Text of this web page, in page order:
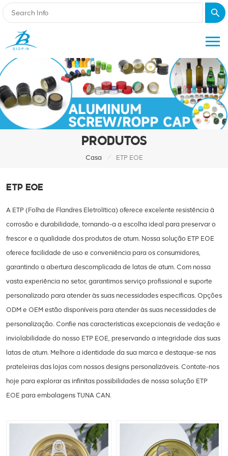
PRODUTOS
Casa / ETP EOE
ETP EOE
A ETP (Folha de Flandres Eletrolítica) oferece excelente resistência à
corrosão e durabilidade, tornando-a a escolha ideal para preservar o
frescor e a qualidade dos produtos de atum. Nossa solução ETP EOE
oferece facilidade de uso e conveniência para os consumidores,
garantindo a abertura descomplicada de latas de atum. Com nossa
vasta experiência no setor, garantimos serviço profissional e suporte
personalizado para atender às suas necessidades específicas. Opções
ODM e OEM estão disponíveis para atender às suas necessidades de
personalização. Confie nas características excepcionais de vedação e
inviolabilidade do nosso ETP EOE, preservando a integridade das suas
latas de atum. Melhore a identidade da sua marca e destaque-se nas
prateleiras das lojas com nossos designs personalizáveis. Contate-nos
hoje para explorar as infinitas possibilidades de nossa solução ETP
EOE para embalagens TUNA CAN.